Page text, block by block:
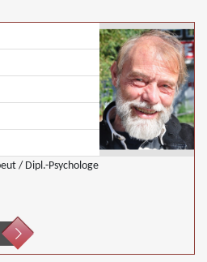
/ Dipl.-Psychologe